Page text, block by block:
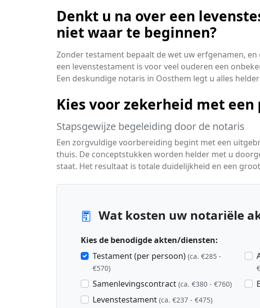
Denkt u na over een
niet waar te beginnen?
Zonder testament bepaalt de wet uw erfgenamen,
een levenstestament is voor veel ouderen een
Een deskundige notaris in Oosthem legt u alles
Kies voor zekerheid met
Stapsgewijze begeleiding door de notaris
Een zorgvuldige voorbereiding begint met een
thuis. De conceptstukken worden helder met u
staat. Het resultaat is totale duidelijkheid en een
Wat kosten uw notariële
Kies de benodigde akten/diensten:
Testament (per persoon) (ca. €285 -
€570)
Samenlevingscontract (ca. €380 - €760)
Levenstestament (ca. €237 - €475)